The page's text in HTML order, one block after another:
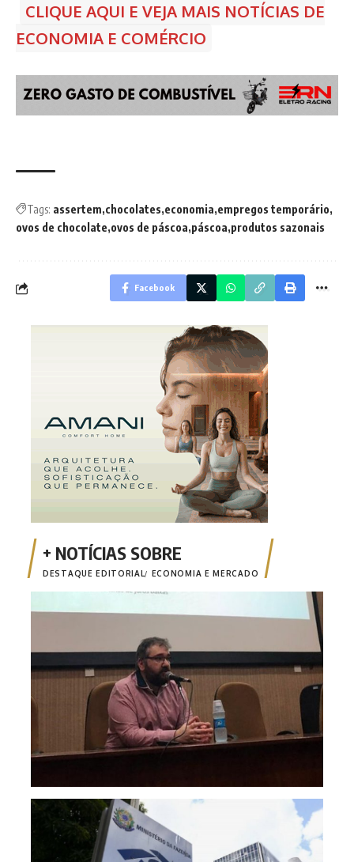
CLIQUE AQUI E VEJA MAIS NOTÍCIAS DE
ECONOMIA E COMÉRCIO
Tags: assertem chocolates economia empregos temporário
ovos de chocolate ovos de páscoa páscoa produtos sazonais
Facebook
DESTAQUE EDITORIAL ECONOMIA E MERCADO